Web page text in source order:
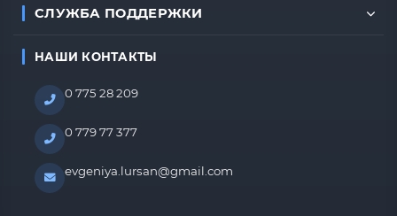
СЛУЖБА ПОДДЕРЖКИ
НАШИ КОНТАКТЫ
0 775 28 209
0 779 77 377
evgeniya.lursan@gmail.com